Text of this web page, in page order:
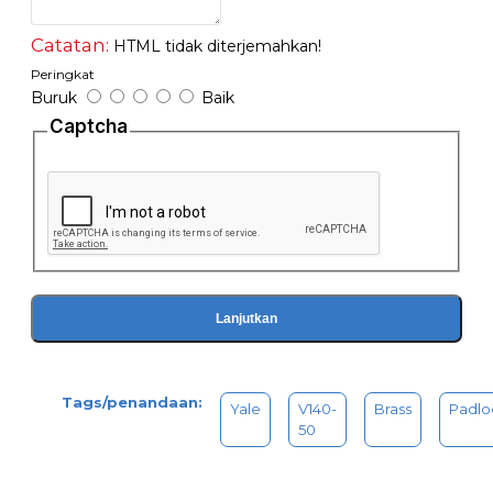
Catatan: HTML tidak diterjemahkan!
Peringkat
Buruk Baik
Captcha
Lanjutkan
Tags/penandaan: Yale
V140-
50
Brass